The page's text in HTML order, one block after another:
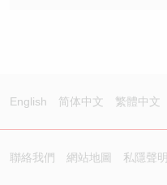
English 简体中文 繁體中文
聯絡我們 網站地圖 私隱聲明